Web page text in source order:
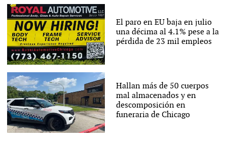
El paro en EU baja en julio
una décima al 4.1% pese a la
pérdida de 23 mil empleos
Hallan más de 50 cuerpos
mal almacenados y en
descomposición en
funeraria de Chicago